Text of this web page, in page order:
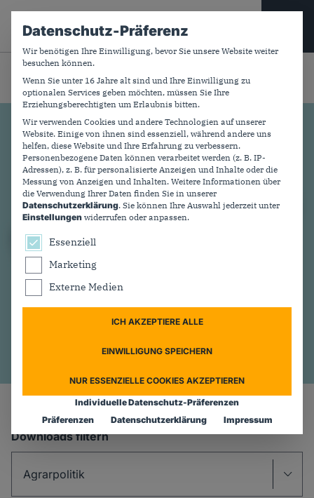
Suchfeld
CDU PLUS
Breadcrumb-Navigation
Startseite Downloads Agrarpolitik
Dokumenteund
Downloads filtern
Datenschutz-Präferenz
Wir benötigen Ihre Einwilligung, bevor Sie unsere Website weiter
besuchen können.
Wenn Sie unter 16 Jahre alt sind und Ihre Einwilligung zu
optionalen Services geben möchten, müssen Sie Ihre
Erziehungsberechtigten um Erlaubnis bitten.
Wir verwenden Cookies und andere Technologien auf unserer
Website. Einige von ihnen sind essenziell, während andere uns
helfen, diese Website und Ihre Erfahrung zu verbessern.
Personenbezogene Daten können verarbeitet werden (z. B. IP-
Adressen), z. B. für personalisierte Anzeigen und Inhalte oder die
Messung von Anzeigen und Inhalten. Weitere Informationen über
die Verwendung Ihrer Daten finden Sie in unserer
Datenschutzerklärung. Sie können Ihre Auswahl jederzeit unter
Einstellungen widerrufen oder anpassen.
Es folgt eine Liste der Service-Gruppen, für die
Essenziell
Marketing
Externe Medien
ICH AKZEPTIERE ALLE
EINWILLIGUNG SPEICHERN
NUR ESSENZIELLE COOKIES AKZEPTIEREN
Individuelle Datenschutz-Präferenzen
Präferenzen
Datenschutzerklärung Impressum